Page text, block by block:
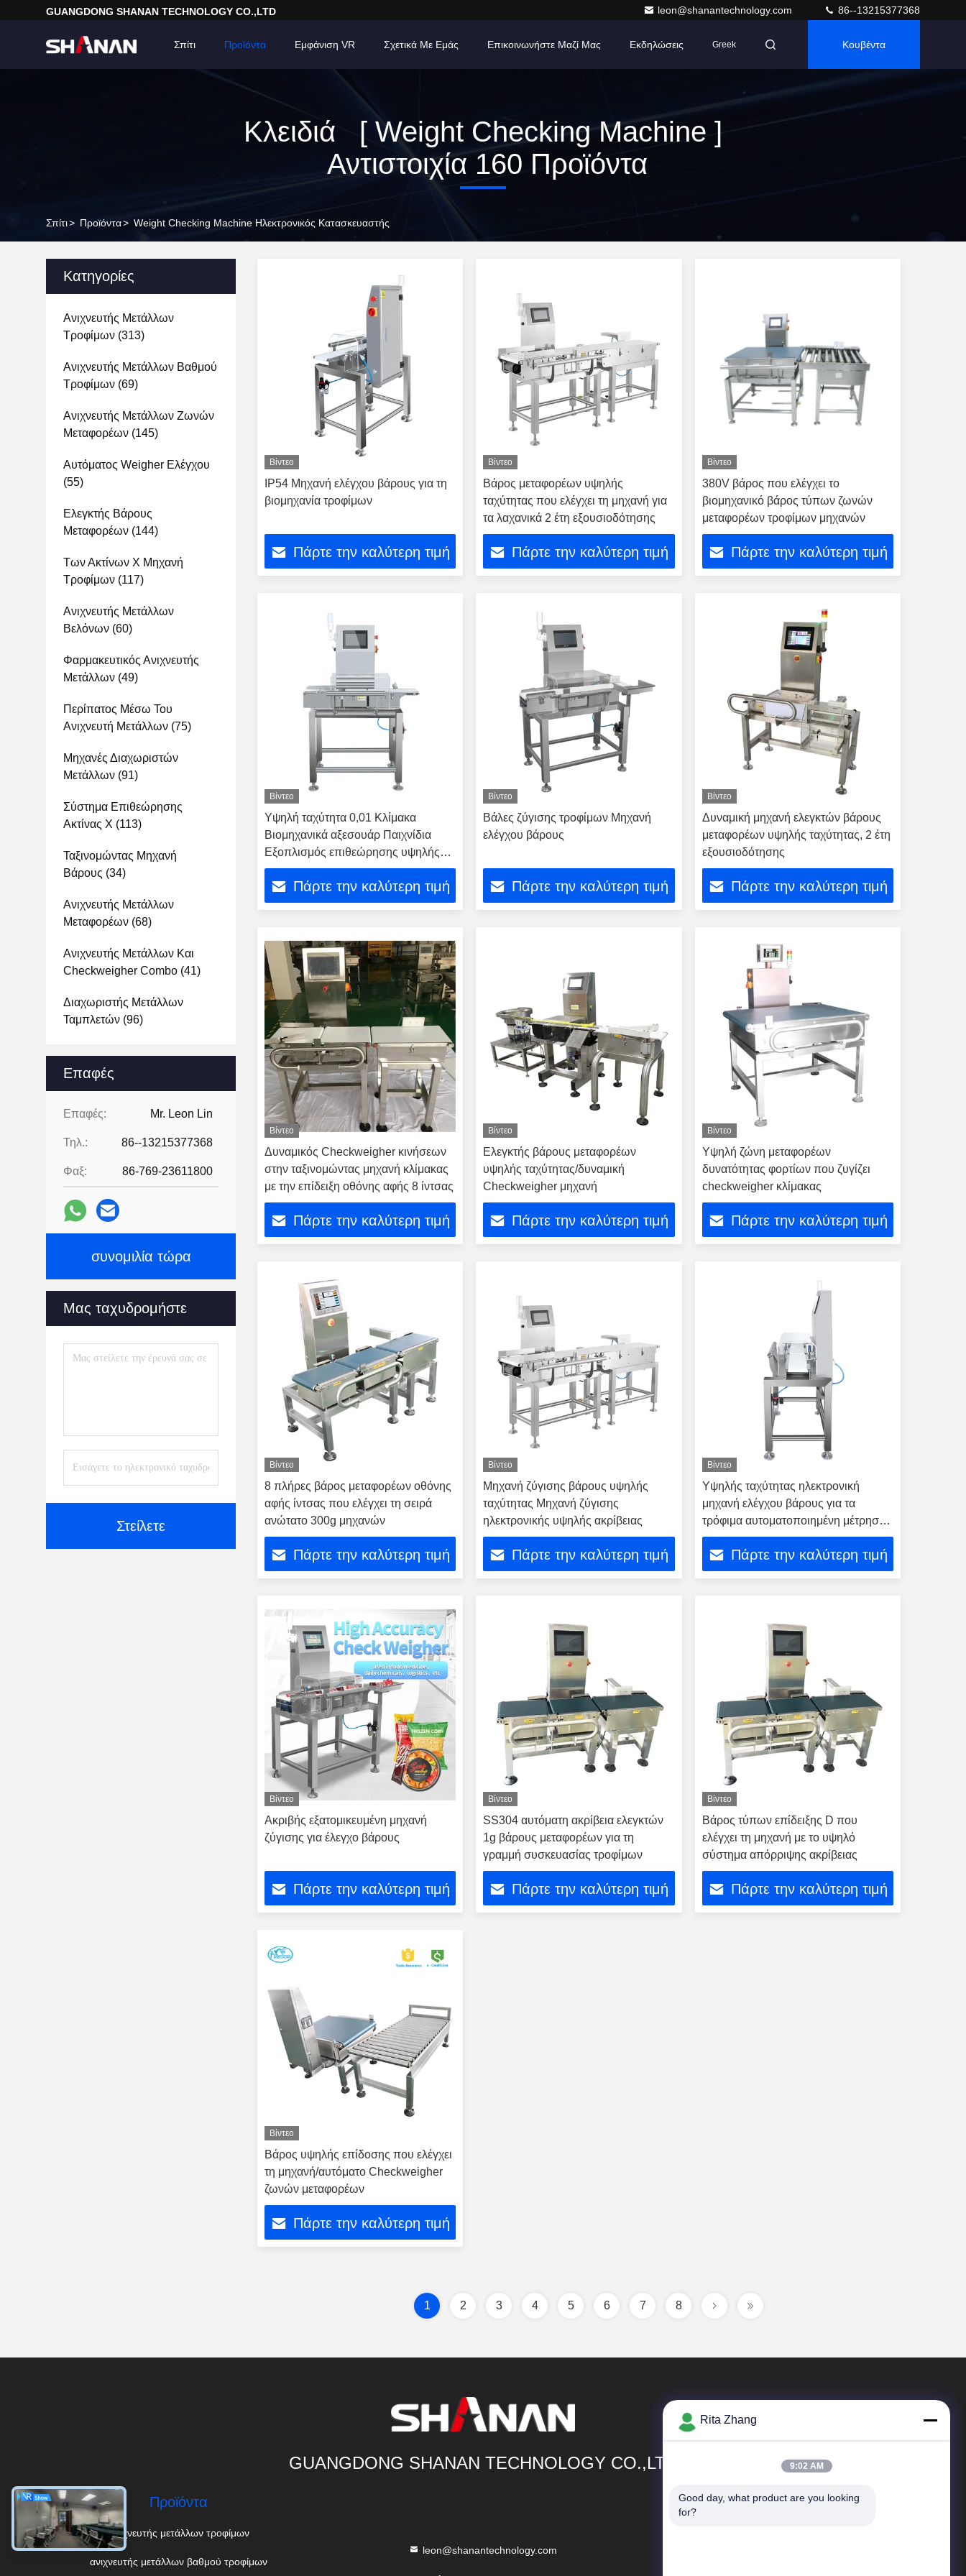
GUANGDONG SHANAN TECHNOLOGY CO.,LTD leon@shanantechnology.com 86--13215377368
Σπίτι Προϊόντα Εμφάνιση VR Σχετικά Με Εμάς Επικοινωνήστε Μαζί Μας Εκδηλώσεις Greek Κουβέντα
Κλειδιά [ Weight Checking Machine ]
Αντιστοιχία 160 Προϊόντα
Σπίτι> Προϊόντα> Weight Checking Machine Ηλεκτρονικός Κατασκευαστής
Κατηγορίες
Ανιχνευτής Μετάλλων
Τροφίμων (313)
Ανιχνευτής Μετάλλων Βαθμού
Τροφίμων (69)
Ανιχνευτής Μετάλλων Ζωνών
Μεταφορέων (145)
Αυτόματος Weigher Ελέγχου
(55)
Ελεγκτής Βάρους
Μεταφορέων (144)
Των Ακτίνων X Μηχανή
Τροφίμων (117)
Ανιχνευτής Μετάλλων
Βελόνων (60)
Φαρμακευτικός Ανιχνευτής
Μετάλλων (49)
Περίπατος Μέσω Του
Ανιχνευτή Μετάλλων (75)
Μηχανές Διαχωριστών
Μετάλλων (91)
Σύστημα Επιθεώρησης
Ακτίνας X (113)
Ταξινομώντας Μηχανή
Βάρους (34)
Ανιχνευτής Μετάλλων
Μεταφορέων (68)
Ανιχνευτής Μετάλλων Και
Checkweigher Combo (41)
Διαχωριστής Μετάλλων
Ταμπλετών (96)
Επαφές
Επαφές: Mr. Leon Lin
Τηλ.: 86--13215377368
Φαξ: 86-769-23611800
συνομιλία τώρα
Μας ταχυδρομήστε
Στείλετε
Βίντεο
IP54 Μηχανή ελέγχου βάρους για τη
βιομηχανία τροφίμων
Πάρτε την καλύτερη τιμή
Βίντεο
Βάρος μεταφορέων υψηλής
ταχύτητας που ελέγχει τη μηχανή για
τα λαχανικά 2 έτη εξουσιοδότησης
Πάρτε την καλύτερη τιμή
Βίντεο
380V βάρος που ελέγχει το
βιομηχανικό βάρος τύπων ζωνών
μεταφορέων τροφίμων μηχανών
Πάρτε την καλύτερη τιμή
Βίντεο
Υψηλή ταχύτητα 0,01 Κλίμακα
Βιομηχανικά αξεσουάρ Παιχνίδια
Εξοπλισμός επιθεώρησης υψηλής
ακρίβειας Μηχανή ελέγχου βάρους
Πάρτε την καλύτερη τιμή
Βίντεο
Βάλες ζύγισης τροφίμων Μηχανή
ελέγχου βάρους
Πάρτε την καλύτερη τιμή
Βίντεο
Δυναμική μηχανή ελεγκτών βάρους
μεταφορέων υψηλής ταχύτητας, 2 έτη
εξουσιοδότησης
Πάρτε την καλύτερη τιμή
Βίντεο
Δυναμικός Checkweigher κινήσεων
στην ταξινομώντας μηχανή κλίμακας
με την επίδειξη οθόνης αφής 8 ίντσας
Πάρτε την καλύτερη τιμή
Βίντεο
Ελεγκτής βάρους μεταφορέων
υψηλής ταχύτητας/δυναμική
Checkweigher μηχανή
Πάρτε την καλύτερη τιμή
Βίντεο
Υψηλή ζώνη μεταφορέων
δυνατότητας φορτίων που ζυγίζει
checkweigher κλίμακας
Πάρτε την καλύτερη τιμή
Βίντεο
8 πλήρες βάρος μεταφορέων οθόνης
αφής ίντσας που ελέγχει τη σειρά
ανώτατο 300g μηχανών
Πάρτε την καλύτερη τιμή
Βίντεο
Μηχανή ζύγισης βάρους υψηλής
ταχύτητας Μηχανή ζύγισης
ηλεκτρονικής υψηλής ακρίβειας
Πάρτε την καλύτερη τιμή
Βίντεο
Υψηλής ταχύτητας ηλεκτρονική
μηχανή ελέγχου βάρους για τα
τρόφιμα αυτοματοποιημένη μέτρηση
ζυγαστήρα κραγιόν μπουκάλι
Πάρτε την καλύτερη τιμή
Βίντεο
Ακριβής εξατομικευμένη μηχανή
ζύγισης για έλεγχο βάρους
Πάρτε την καλύτερη τιμή
Βίντεο
SS304 αυτόματη ακρίβεια ελεγκτών
1g βάρους μεταφορέων για τη
γραμμή συσκευασίας τροφίμων
Πάρτε την καλύτερη τιμή
Βίντεο
Βάρος τύπων επίδειξης D που
ελέγχει τη μηχανή με το υψηλό
σύστημα απόρριψης ακρίβειας
Πάρτε την καλύτερη τιμή
Βίντεο
Βάρος υψηλής επίδοσης που ελέγχει
τη μηχανή/αυτόματο Checkweigher
ζωνών μεταφορέων
Πάρτε την καλύτερη τιμή
1 2 3 4 5 6 7 8
GUANGDONG SHANAN TECHNOLOGY CO.,LTD
Προϊόντα
Ανιχνευτής μετάλλων τροφίμων
ανιχνευτής μετάλλων βαθμού τροφίμων
leon@shanantechnology.com
Γρήγορες Συνδέσεις
Rita Zhang
9:02 AM
Good day, what product are you looking
for?